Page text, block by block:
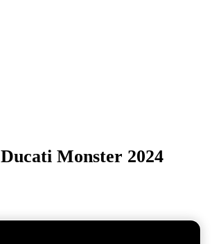
Ducati Monster 2024